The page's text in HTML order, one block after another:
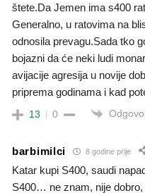
štete.Da Jemen ima s400
Generalno, u ratovima na
odnosila prevagu.Sada tko
bojazni da će neki ludi
avijacije agresija u novije
priprema godinama i kad
13 0
barbimilci 8 godine prije
Katar kupi S400, saudi
S400… ne znam, nije